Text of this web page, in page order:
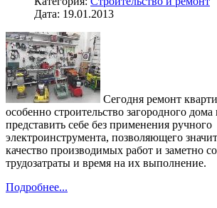
Дата: 19.01.2013
Сегодня ремонт
особенно строительство загородного
представить себе без применения ручного
электроинструмента, позволяющего
качество производимых работ и заметно
трудозатраты и время на их выполнение.
Подробнее...